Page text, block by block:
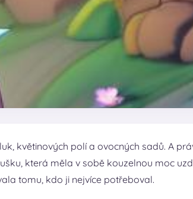
květinových polí a ovocných sadů. A
která měla v sobě kouzelnou moc
tomu, kdo ji nejvíce potřeboval.